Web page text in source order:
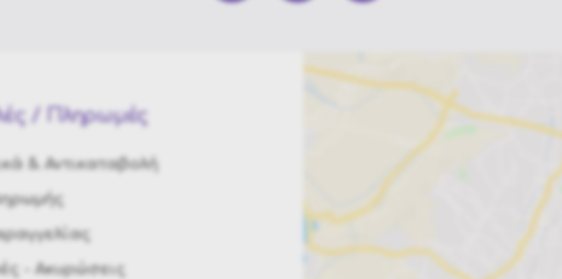
/ Πληρωμές
& Αντικαταβολή
- Ακυρώσεις